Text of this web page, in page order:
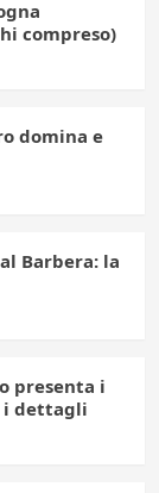
compreso)
domina e
Barbera: la
presenta i
i dettagli